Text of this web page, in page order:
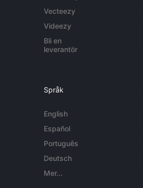
Vecteezy
Videezy
Bli en
leverantör
Språk
English
Español
Português
Deutsch
Mer...